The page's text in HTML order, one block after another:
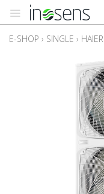
E-SHOP › SINGLE ›